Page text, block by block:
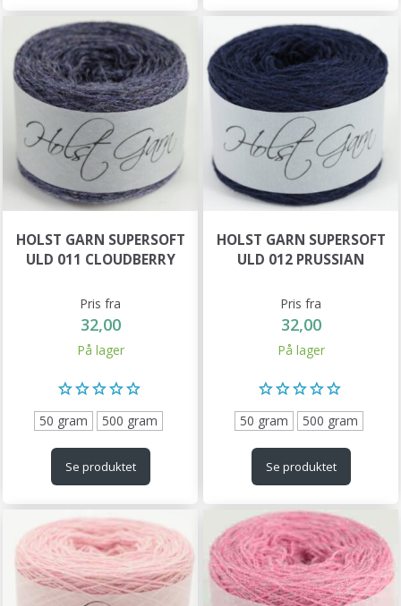
HOLST GARN SUPERSOFT
ULD 011 CLOUDBERRY
Pris fra
32,00
På lager
50 gram 500 gram
Se produktet
HOLST GARN SUPERSOFT
ULD 012 PRUSSIAN
Pris fra
32,00
På lager
50 gram 500 gram
Se produktet